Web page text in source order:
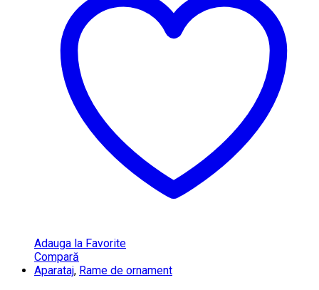
Adauga la Favorite
Compară
Aparataj, Rame de ornament